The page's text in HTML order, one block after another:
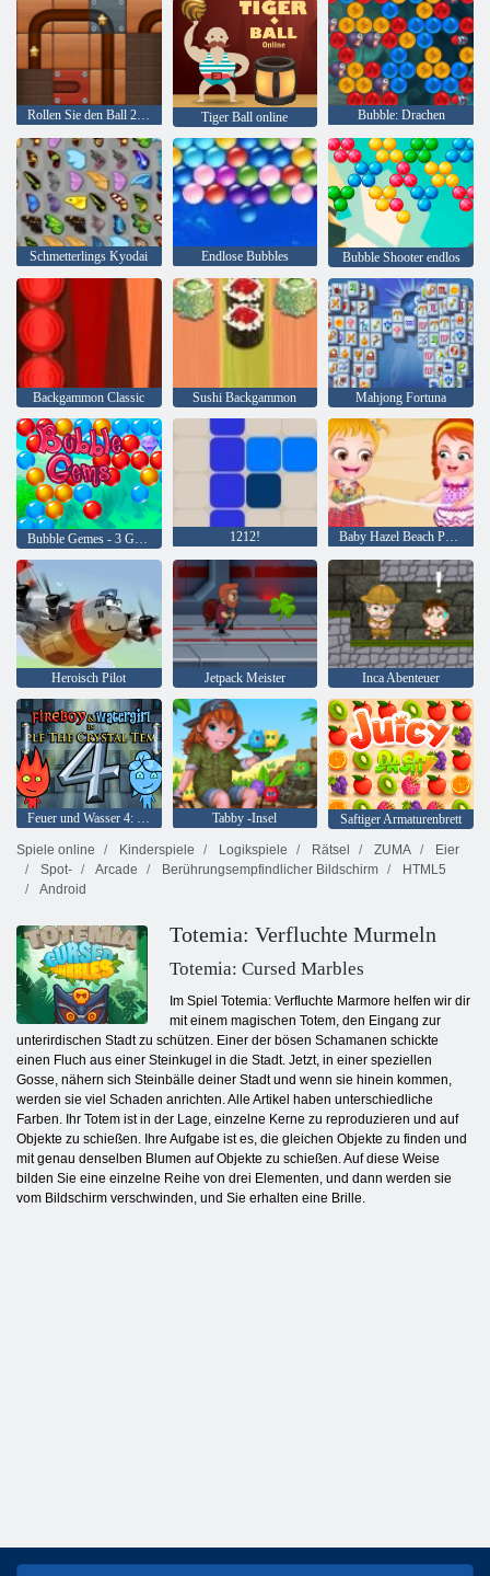
Rollen Sie den Ball 2 online Tiger Ball online Bubble: Drachen
Schmetterlings Kyodai Endlose Bubbles Bubble Shooter endlos
Backgammon Classic Sushi Backgammon Mahjong Fortuna
1212! Baby Hazel Beach Party
Heroisch Pilot Jetpack Meister Inca Abenteuer
Tabby -Insel
Saftiger Armaturenbrett
Spiele online
Kinderspiele Logikspiele Rätsel ZUMA
Eier
Spot-
Arcade Berührungsempfindlicher Bildschirm
HTML5
Android
Totemia: Verfluchte Murmeln
Totemia: Cursed Marbles
Im Spiel Totemia: Verfluchte Marmore helfen wir dir
mit einem magischen Totem, den Eingang zur
unterirdischen Stadt zu schützen. Einer der bösen Schamanen schickte
einen Fluch aus einer Steinkugel in die Stadt. Jetzt, in einer speziellen
Gosse, nähern sich Steinbälle deiner Stadt und wenn sie hinein kommen,
werden sie viel Schaden anrichten. Alle Artikel haben unterschiedliche
Farben. Ihr Totem ist in der Lage, einzelne Kerne zu reproduzieren und auf
Objekte zu schießen. Ihre Aufgabe ist es, die gleichen Objekte zu finden und
mit genau denselben Blumen auf Objekte zu schießen. Auf diese Weise
bilden Sie eine einzelne Reihe von drei Elementen, und dann werden sie
vom Bildschirm verschwinden, und Sie erhalten eine Brille.